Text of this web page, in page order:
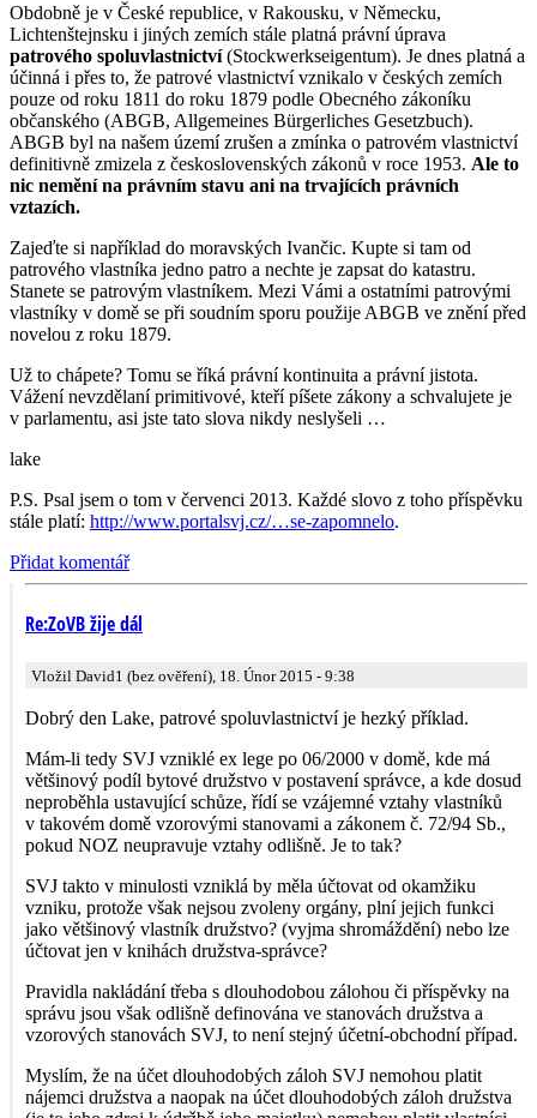
Obdobně je v České republice, v Rakousku, v Německu,
Lichtenštejnsku i jiných zemích stále platná právní úprava
patrového spoluvlastnictví(Stockwerksei­gentum). Je dnes platná a
účinná i přes to, že patrové vlastnictví vznikalo v českých zemích
pouze od roku 1811 do roku 1879 podle Obecného zákoníku
občanského (ABGB, Allgemeines Bürgerliches Gesetzbuch).
ABGB byl na našem území zrušen a zmínka o patrovém vlastnictví
definitivně zmizela z československých zákonů v roce 1953. Ale to
nic nemění na právním stavu ani na trvajících právních
vztazích.
Zajeďte si například do moravských Ivančic. Kupte si tam od
patrového vlastníka jedno patro a nechte je zapsat do katastru.
Stanete se patrovým vlastníkem. Mezi Vámi a ostatními patrovými
vlastníky v domě se při soudním sporu použije ABGB ve znění před
novelou z roku 1879.
Už to chápete? Tomu se říká právní kontinuita a právní jistota.
Vážení nevzdělaní primitivové, kteří píšete zákony a schvalujete je
v parlamentu, asi jste tato slova nikdy neslyšeli …
lake
P.S. Psal jsem o tom v červenci 2013. Každé slovo z toho příspěvku
stále platí: http://www.portalsvj.cz/…se-zapomnelo.
Přidat komentář
Re:ZoVB žije dál
Vložil David1 (bez ověření), 18. Únor 2015 - 9:38
Dobrý den Lake, patrové spoluvlastnictví je hezký příklad.
Mám-li tedy SVJ vzniklé ex lege po 06/2000 v domě, kde má
většinový podíl bytové družstvo v postavení správce, a kde dosud
neproběhla ustavující schůze, řídí se vzájemné vztahy vlastníků
v takovém domě vzorovými stanovami a zákonem č. 72/94 Sb.,
pokud NOZ neupravuje vztahy odlišně. Je to tak?
SVJ takto v minulosti vzniklá by měla účtovat od okamžiku
vzniku, protože však nejsou zvoleny orgány, plní jejich funkci
jako většinový vlastník družstvo? (vyjma shromáždění) nebo lze
účtovat jen v knihách družstva-správce?
Pravidla nakládání třeba s dlouhodobou zálohou či příspěvky na
správu jsou však odlišně definována ve stanovách družstva a
vzorových stanovách SVJ, to není stejný účetní-obchodní případ.
Myslím, že na účet dlouhodobých záloh SVJ nemohou platit
nájemci družstva a naopak na účet dlouhodobých záloh družstva